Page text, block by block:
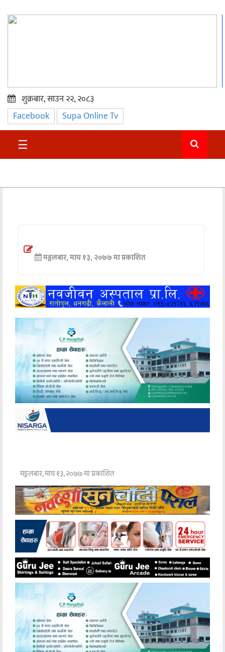
प्रमुख
समाचार
सुदुर
अन्तर्वार्ता
खेलकुद
मनोरञ्जन
अन्य
शुक्रबार, साउन २२, २०८३
Facebook Supa Online Tv
☰
मङ्गलबार, माघ १३, २०७७ मा प्रकाशित
मङ्गलबार, माघ १३, २०७७ मा प्रकाशित